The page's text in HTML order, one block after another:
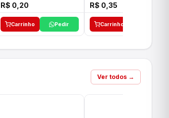
R$ 0,20
Carrinho Pedir
R$ 0,35
Carrinho
Ver todos →